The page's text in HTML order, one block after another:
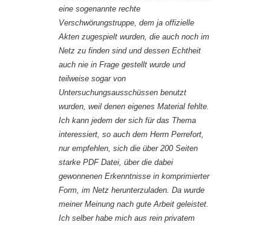
eine sogenannte rechte
Verschwörungstruppe, dem ja offizielle
Akten zugespielt wurden, die auch noch im
Netz zu finden sind und dessen Echtheit
auch nie in Frage gestellt wurde und
teilweise sogar von
Untersuchungsausschüssen benutzt
wurden, weil denen eigenes Material fehlte.
Ich kann jedem der sich für das Thema
interessiert, so auch dem Herrn Perrefort,
nur empfehlen, sich die über 200 Seiten
starke PDF Datei, über die dabei
gewonnenen Erkenntnisse in komprimierter
Form, im Netz herunterzuladen. Da wurde
meiner Meinung nach gute Arbeit geleistet.
Ich selber habe mich aus rein privatem